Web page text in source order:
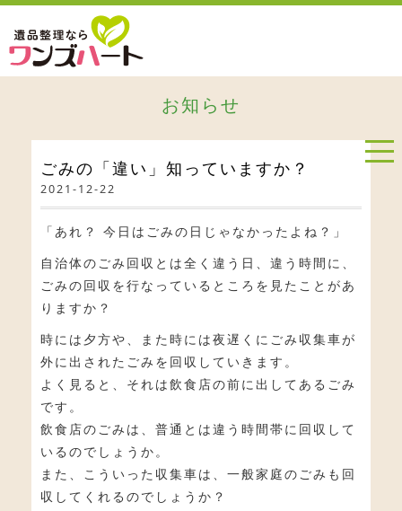
お知らせ
ごみの「違い」知っていますか？
2021-12-22
「あれ？ 今日はごみの日じゃなかったよね？」
自治体のごみ回収とは全く違う日、違う時間に、
ごみの回収を行なっているところを見たことがあ
りますか？
時には夕方や、また時には夜遅くにごみ収集車が
外に出されたごみを回収していきます。
よく見ると、それは飲食店の前に出してあるごみ
です。
飲食店のごみは、普通とは違う時間帯に回収して
いるのでしょうか。
また、こういった収集車は、一般家庭のごみも回
収してくれるのでしょうか？